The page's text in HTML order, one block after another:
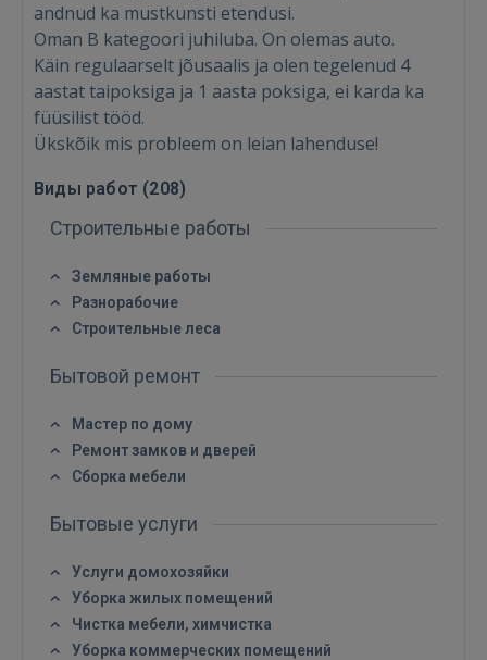
andnud ka mustkunsti etendusi.
Oman B kategoori juhiluba. On olemas auto.
Käin regulaarselt jõusaalis ja olen tegelenud 4
aastat taipoksiga ja 1 aasta poksiga, ei karda ka
füüsilist tööd.
Ükskõik mis probleem on leian lahenduse!
Виды работ (208)
Строительные работы
Земляные работы
Разнорабочие
Строительные леса
Бытовой ремонт
Мастер по дому
Ремонт замков и дверей
Сборка мебели
Бытовые услуги
Услуги домохозяйки
Уборка жилых помещений
Чистка мебели, химчистка
Уборка коммерческих помещений